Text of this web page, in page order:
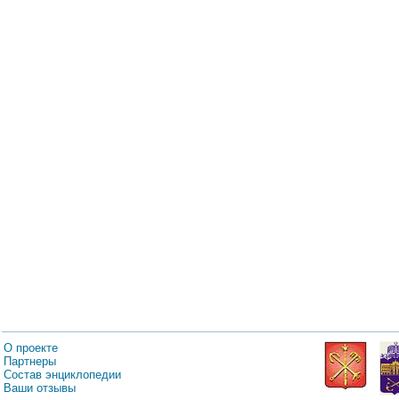
О проекте
Партнеры
Состав энциклопедии
Ваши отзывы